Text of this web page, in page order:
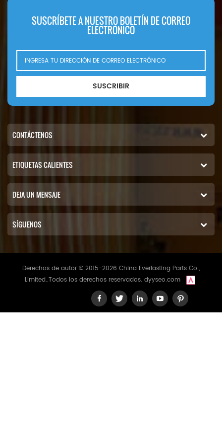
SUSCRÍBETE A NUESTRO BOLETÍN DE CORREO
ELECTRÓNICO
SUSCRIBIR
CONTÁCTENOS
ETIQUETAS CALIENTES
DEJA UN MENSAJE
SÍGUENOS
Derechos de autor © 2015-2026 China Everlasting Parts Co.,
Limited..Todos los derechos reservados. dyyseo.com